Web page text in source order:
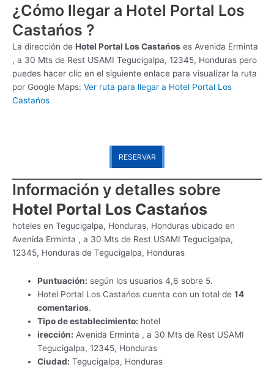
¿Cómo llegar a Hotel Portal Los
Castańos ?
La dirección de Hotel Portal Los Castańos es Avenida Erminta
, a 30 Mts de Rest USAMI Tegucigalpa, 12345, Honduras pero
puedes hacer clic en el siguiente enlace para visualizar la ruta
por Google Maps: Ver ruta para llegar a Hotel Portal Los
Castańos
RESERVAR
Información y detalles sobre
Hotel Portal Los Castańos
hoteles en Tegucigalpa, Honduras, Honduras ubicado en
Avenida Erminta , a 30 Mts de Rest USAMI Tegucigalpa,
12345, Honduras de Tegucigalpa, Honduras
Puntuación: según los usuarios 4,6 sobre 5.
Hotel Portal Los Castańos cuenta con un total de14
comentarios.
Tipo de establecimiento: hotel
irección: Avenida Erminta , a 30 Mts de Rest USAMI
Tegucigalpa, 12345, Honduras
Ciudad: Tegucigalpa, Honduras